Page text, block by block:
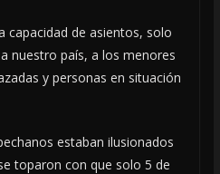
capacidad de asientos, solo
nuestro país, a los menores
y personas en situación
estaban ilusionados
toparon con que solo 5 de